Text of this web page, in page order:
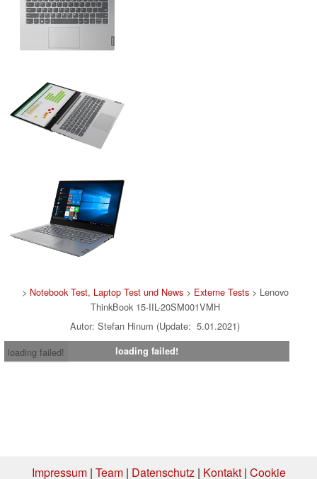
> Notebook Test, Laptop Test und News> Externe Tests> Lenovo
ThinkBook 15-IIL-20SM001VMH
Autor: Stefan Hinum (Update: 5.01.2021)
loading failed!
loading failed!
Impressum| Team| Datenschutz | Kontakt| Cookie